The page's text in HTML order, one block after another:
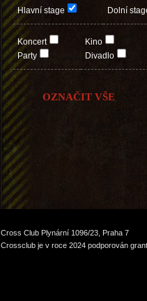
Hlavní stage Dolní
Koncert
Party
Kino
Divadlo
OZNAČIT VŠE
Cross Club Plynární 1096/23, Praha 7
Crossclub je v roce 2024 podporován